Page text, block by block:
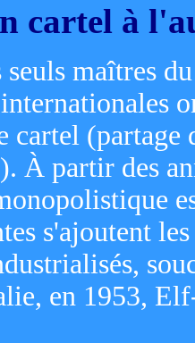
à
maîtres
cartel (partage
À partir des
s'ajoutent
en 1953,